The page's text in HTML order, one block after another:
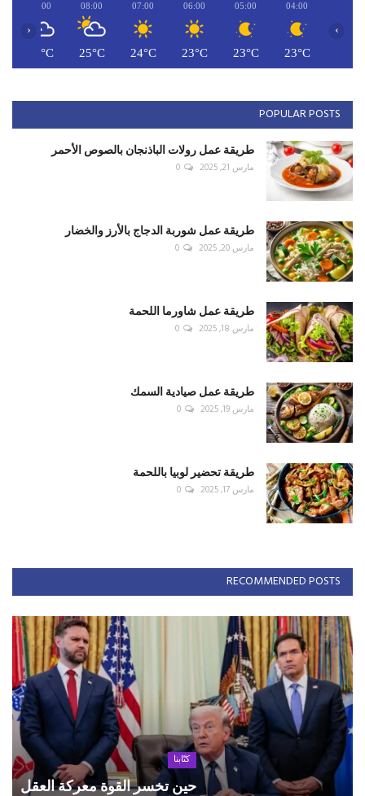
04:00
23°C
05:00
23°C
06:00
23°C
07:00
24°C
08:00
25°C
09:00
27°C
‹ ›
POPULAR POSTS
طريقة عمل رولات الباذنجان بالصوص الأحمر
مارس 21, 2025 0
طريقة عمل شوربة الدجاج بالأرز والخضار
مارس 20, 2025 0
طريقة عمل شاورما اللحمة
مارس 18, 2025 0
طريقة عمل صيادية السمك
مارس 19, 2025 0
طريقة تحضير لوبيا باللحمة
مارس 17, 2025 0
RECOMMENDED POSTS
كتّابنا
حين تخسر القوة معركة العقل